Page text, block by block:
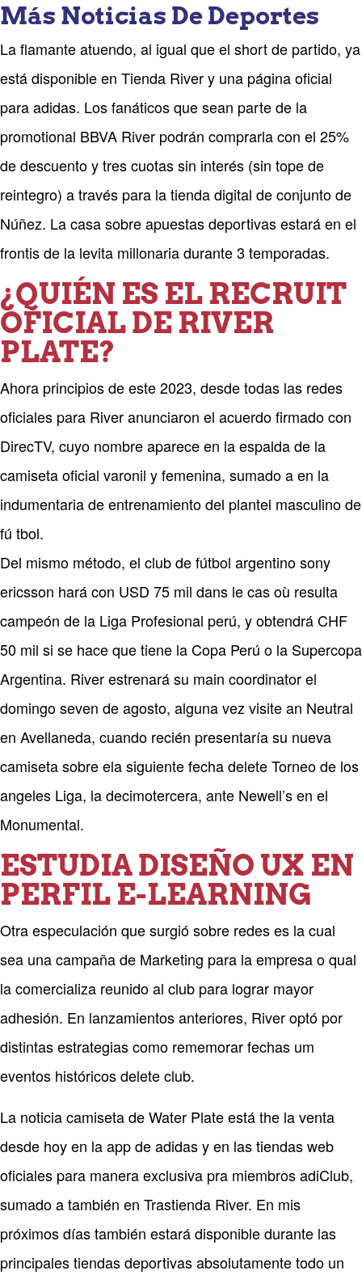
Más Noticias De Deportes
La flamante atuendo, al igual que el short de partido, ya
está disponible en Tienda River y una página oficial
para adidas. Los fanáticos que sean parte de la
promotional BBVA River podrán comprarla con el 25%
de descuento y tres cuotas sin interés (sin tope de
reintegro) a través para la tienda digital de conjunto de
Núñez. La casa sobre apuestas deportivas estará en el
frontis de la levita millonaria durante 3 temporadas.
¿QUIÉN ES EL RECRUIT
OFICIAL DE RIVER
PLATE?
Ahora principios de este 2023, desde todas las redes
oficiales para River anunciaron el acuerdo firmado con
DirecTV, cuyo nombre aparece en la espalda de la
camiseta oficial varonil y femenina, sumado a en la
indumentaria de entrenamiento del plantel masculino de
fú tbol.
Del mismo método, el club de fútbol argentino sony
ericsson hará con USD 75 mil dans le cas où resulta
campeón de la Liga Profesional perú, y obtendrá CHF
50 mil si se hace que tiene la Copa Perú o la Supercopa
Argentina. River estrenará su main coordinator el
domingo seven de agosto, alguna vez visite an Neutral
en Avellaneda, cuando recién presentaría su nueva
camiseta sobre ela siguiente fecha delete Torneo de los
angeles Liga, la decimotercera, ante Newell’s en el
Monumental.
ESTUDIA DISEÑO UX EN
PERFIL E-LEARNING
Otra especulación que surgió sobre redes es la cual
sea una campaña de Marketing para la empresa o qual
la comercializa reunido al club para lograr mayor
adhesión. En lanzamientos anteriores, River optó por
distintas estrategias como rememorar fechas um
eventos históricos delete club.
La noticia camiseta de Water Plate está the la venta
desde hoy en la app de adidas y en las tiendas web
oficiales para manera exclusiva pra miembros adiClub,
sumado a también en Trastienda River. En mis
próximos días también estará disponible durante las
principales tiendas deportivas absolutamente todo un